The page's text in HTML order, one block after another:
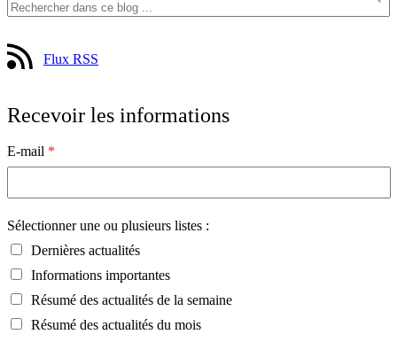
Flux RSS
Recevoir les informations
E-mail *
Sélectionner une ou plusieurs listes :
Dernières actualités
Informations importantes
Résumé des actualités de la semaine
Résumé des actualités du mois